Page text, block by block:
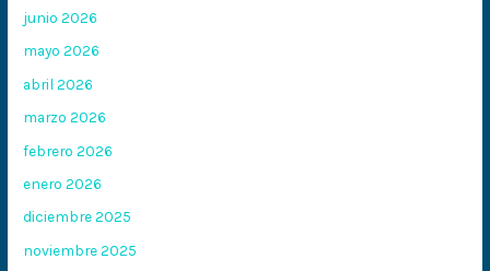
junio 2026
mayo 2026
abril 2026
marzo 2026
febrero 2026
enero 2026
diciembre 2025
noviembre 2025